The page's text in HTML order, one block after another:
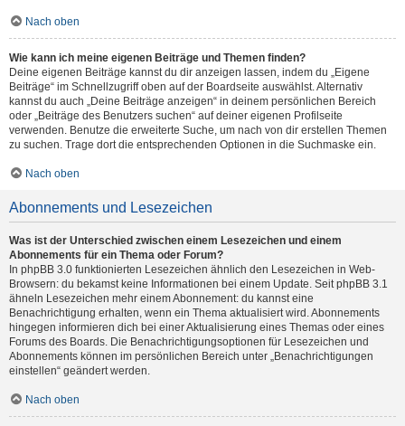
Nach oben
Wie kann ich meine eigenen Beiträge und Themen finden?
Deine eigenen Beiträge kannst du dir anzeigen lassen, indem du „Eigene
Beiträge“ im Schnellzugriff oben auf der Boardseite auswählst. Alternativ
kannst du auch „Deine Beiträge anzeigen“ in deinem persönlichen Bereich
oder „Beiträge des Benutzers suchen“ auf deiner eigenen Profilseite
verwenden. Benutze die erweiterte Suche, um nach von dir erstellen Themen
zu suchen. Trage dort die entsprechenden Optionen in die Suchmaske ein.
Nach oben
Abonnements und Lesezeichen
Was ist der Unterschied zwischen einem Lesezeichen und einem
Abonnements für ein Thema oder Forum?
In phpBB 3.0 funktionierten Lesezeichen ähnlich den Lesezeichen in Web-
Browsern: du bekamst keine Informationen bei einem Update. Seit phpBB 3.1
ähneln Lesezeichen mehr einem Abonnement: du kannst eine
Benachrichtigung erhalten, wenn ein Thema aktualisiert wird. Abonnements
hingegen informieren dich bei einer Aktualisierung eines Themas oder eines
Forums des Boards. Die Benachrichtigungsoptionen für Lesezeichen und
Abonnements können im persönlichen Bereich unter „Benachrichtigungen
einstellen“ geändert werden.
Nach oben